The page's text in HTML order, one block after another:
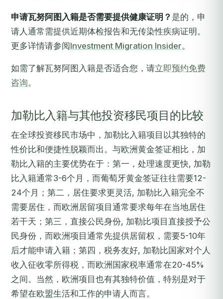
申请瓦努阿图入籍是否需要提供健康证明？ 是的，申
请人通常需提供近期体检报告和无传染性疾病证明。
更多详情请参阅Investment Migration Insider。
如需了解瓦努阿图入籍是否适合您，请立即预约免费
咨询。
加勒比入籍与其他投资移民项目的比较
在全球投资移民市场中，加勒比入籍项目以其独特的
性价比和便捷性脱颖而出。与欧洲黄金签证相比，加
勒比入籍的主要优势在于：第一，处理速度更快, 加勒
比入籍通常3-6个月，而葡萄牙黄金签证往往需要12-
24个月；第二，居住要求更灵活, 加勒比入籍完全不
需要居住，而欧洲居留项目通常要求每年在当地居住
若干天；第三，直接公民身份, 加勒比项目直接授予公
民身份，而欧洲项目通常先提供居留权，需要5-10年
后才能申请入籍；第四，税务友好, 加勒比国家对个人
收入征收零所得税，而欧洲国家税率通常在20-45%
之间。当然，欧洲项目也有其独特价值，特别是对于
希望在欧盟生活和工作的申请人而言。